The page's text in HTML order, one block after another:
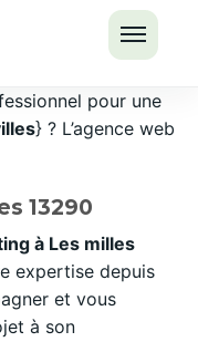
LE
pour une
} ? L’agence web
13290
à Les milles
expertise depuis
et vous
à son